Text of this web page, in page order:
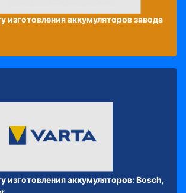
изготовления аккумуляторов завода
изготовления аккумуляторов: Bosch,